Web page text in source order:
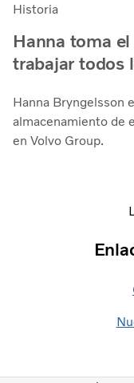
Historia
Hanna toma
trabajar todos
Hanna Bryngelsson
almacenamiento de
en Volvo Group.